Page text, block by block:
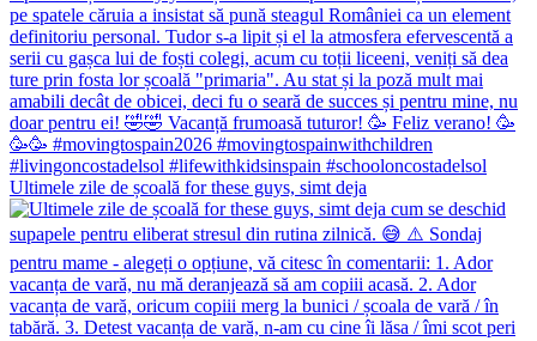
Ultimele zile de școală for these guys, simt deja